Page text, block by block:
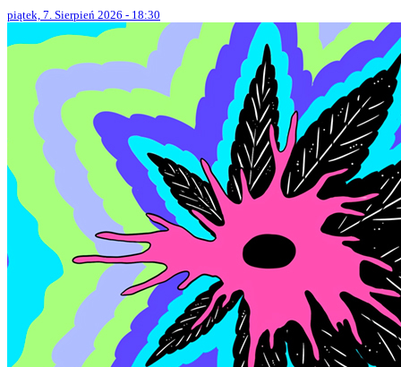
piątek, 7. Sierpień 2026 - 18:30